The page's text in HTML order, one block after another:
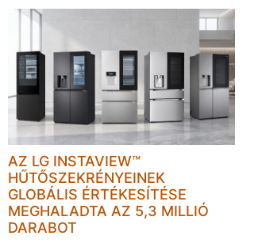
AZ LG INSTAVIEW™
HŰTŐSZEKRÉNYEINEK
GLOBÁLIS ÉRTÉKESÍTÉSE
MEGHALADTA AZ 5,3 MILLIÓ
DARABOT